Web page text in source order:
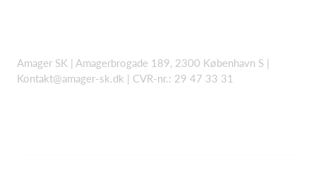
Amager SK | Amagerbrogade 189, 2300 København S |
Kontakt@amager-sk.dk | CVR-nr.: 29 47 33 31